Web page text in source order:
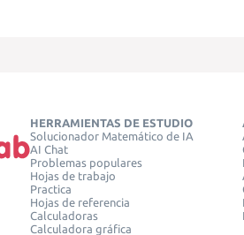
HERRAMIENTAS DE ESTUDIO
Solucionador Matemático de IA
AI Chat
Problemas populares
Hojas de trabajo
Practica
Hojas de referencia
Calculadoras
Calculadora gráfica